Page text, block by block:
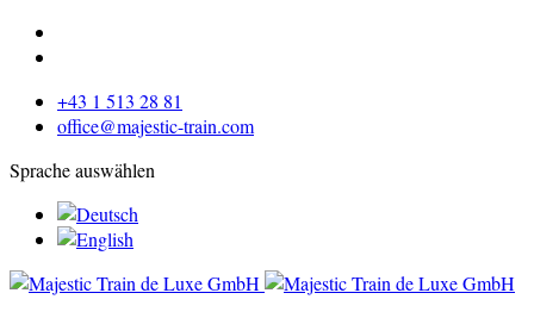
+43 1 513 28 81
office@majestic-train.com
Sprache auswählen